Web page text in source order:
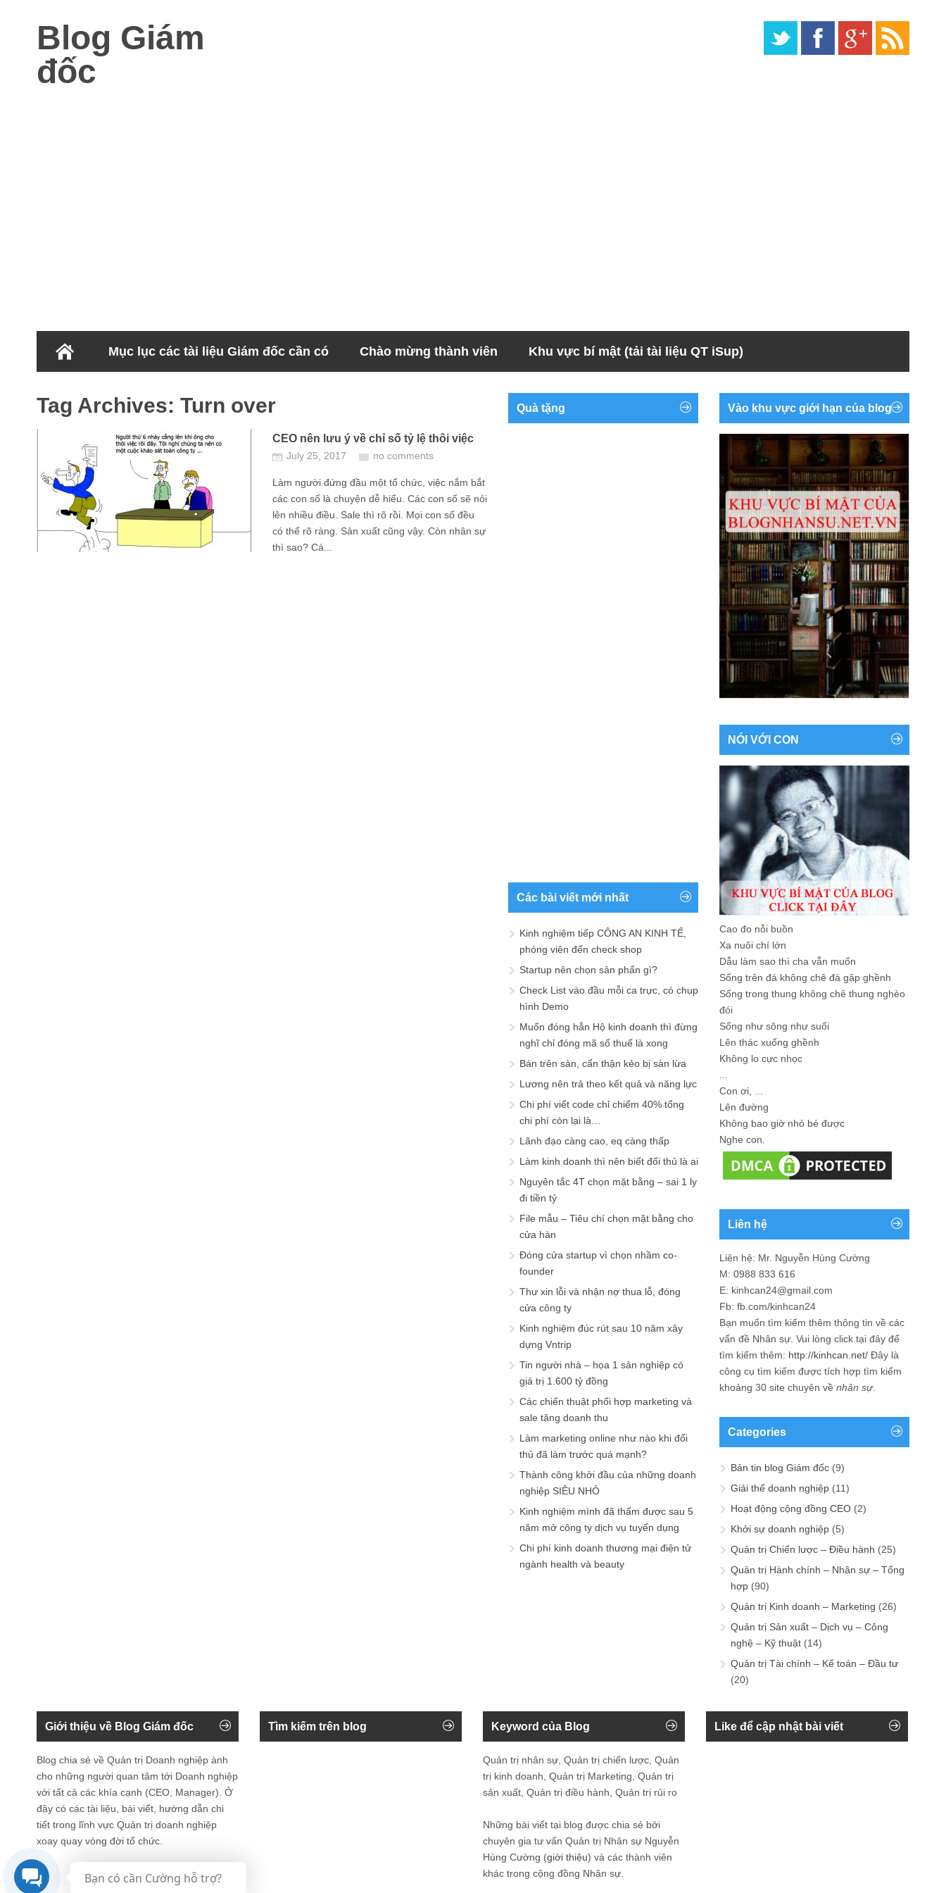
Blog Giám
đốc
Mục lục các tài liệu Giám đốc cần có Chào mừng thành viên Khu vực bí mật (tải tài liệu QT iSup)
Tag Archives: Turn over
CEO nên lưu ý về chỉ số tỷ lệ thôi việc
July 25, 2017 no comments
Làm người đứng đầu một tổ chức, việc nắm bắt
các con số là chuyện dễ hiểu. Các con số sẽ nói
lên nhiều điều. Sale thì rõ rồi. Mọi con số đều
có thể rõ ràng. Sản xuất cũng vậy. Còn nhân sự
thì sao? Cá...
Quà tặng
Các bài viết mới nhất
Kinh nghiệm tiếp CÔNG AN KINH TẾ,
phóng viên đến check shop
Startup nên chọn sản phẩn gì?
Check List vào đầu mỗi ca trực, có chụp
hình Demo
Muốn đóng hẳn Hộ kinh doanh thì đừng
nghĩ chỉ đóng mã số thuế là xong
Bán trên sàn, cẩn thận kẻo bị sàn lừa
Lương nên trả theo kết quả và năng lực
Chi phí viết code chỉ chiếm 40% tổng
chi phí còn lại là…
Lãnh đạo càng cao, eq càng thấp
Làm kinh doanh thì nên biết đối thủ là ai
Nguyên tắc 4T chọn mặt bằng – sai 1 ly
đi tiền tỷ
File mẫu – Tiêu chí chọn mặt bằng cho
cửa hàn
Đóng cửa startup vì chọn nhầm co-
founder
Thư xin lỗi và nhận nợ thua lỗ, đóng
cửa công ty
Kinh nghiệm đúc rút sau 10 năm xây
dựng Vntrip
Tin người nhà – họa 1 sản nghiệp có
giá trị 1.600 tỷ đồng
Các chiến thuật phối hợp marketing và
sale tăng doanh thu
Làm marketing online như nào khi đối
thủ đã làm trước quá mạnh?
Thành công khởi đầu của những doanh
nghiệp SIÊU NHỎ
Kinh nghiệm mình đã thấm được sau 5
năm mở công ty dịch vụ tuyển dụng
Chi phí kinh doanh thương mại điện tử
ngành health và beauty
Vào khu vực giới hạn của blog
NÓI VỚI CON
Cao đo nỗi buồn
Xa nuôi chí lớn
Dẫu làm sao thì cha vẫn muốn
Sống trên đá không chê đá gập ghềnh
Sống trong thung không chê thung nghèo
đói
Sống như sông như suối
Lên thác xuống ghềnh
Không lo cực nhọc
Con ơi, ...
Lên đường
Không bao giờ nhỏ bé được
Nghe con.
Liên hệ
Liên hệ: Mr. Nguyễn Hùng Cường
M: 0988 833 616
E: kinhcan24@gmail.com
Fb: fb.com/kinhcan24
Bạn muốn tìm kiếm thêm thông tin về các
vấn đề Nhân sự . Vui lòng click tại đây để
tìm kiếm thêm: http://kinhcan.net/ Đây là
công cụ tìm kiếm được tích hợp tìm kiếm
khoảng 30 site chuyên về nhân sự.
Categories
Bản tin blog Giám đốc (9)
Giải thể doanh nghiệp (11)
Hoạt động cộng đồng CEO (2)
Khởi sự doanh nghiệp (5)
Quản trị Chiến lược – Điều hành (25)
Quản trị Hành chính – Nhân sự – Tổng
hợp (90)
Quản trị Kinh doanh – Marketing (26)
Quản trị Sản xuất – Dịch vụ – Công
nghệ – Kỹ thuật (14)
Quản trị Tài chính – Kế toán – Đầu tư
(20)
Giới thiệu về Blog Giám đốc
Blog chia sẻ về Quản trị Doanh nghiệp ành
cho những người quan tâm tới Doanh nghiệp
với tất cả các khía cạnh (CEO, Manager). Ở
đây có các tài liệu, bài viết, hướng dẫn chi
tiết trong lĩnh vực Quản trị doanh nghiệp
xoay quay vòng đời tổ chức.
Tìm kiếm trên blog Keyword của Blog
Quản trị nhân sự, Quản trị chiến lược, Quản
trị kinh doanh, Quản trị Marketing, Quản trị
sản xuất, Quản trị điều hành, Quản trị rủi ro
Những bài viết tại blog được chia sẻ bởi
chuyên gia tư vấn Quản trị Nhân sự Nguyễn
Hùng Cường (giới thiệu) và các thành viên
khác trong cộng đồng Nhân sự.
Like để cập nhật bài viết
Bạn có cần Cường hỗ trợ?